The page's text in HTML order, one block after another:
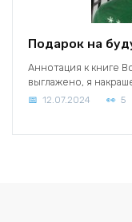
Подарок на
Аннотация к книге
выглажено, я
12.07.2024 5